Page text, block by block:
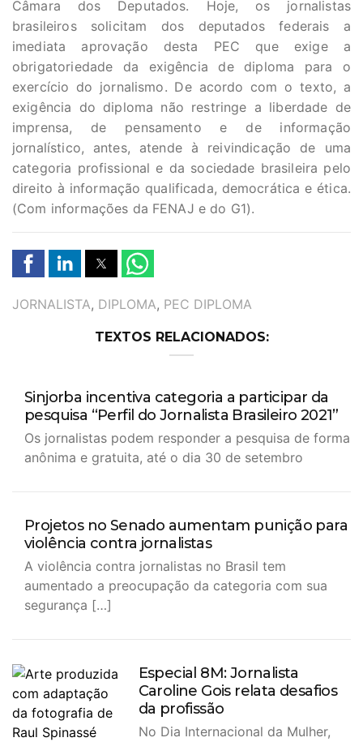
Câmara dos Deputados. Hoje, os jornalistas
brasileiros solicitam dos deputados federais a
imediata aprovação desta PEC que exige a
obrigatoriedade da exigência de diploma para o
exercício do jornalismo. De acordo com o texto, a
exigência do diploma não restringe a liberdade de
imprensa, de pensamento e de informação
jornalístico, antes, atende à reivindicação de uma
categoria profissional e da sociedade brasileira pelo
direito à informação qualificada, democrática e ética.
(Com informações da FENAJ e do G1).
TAGS
JORNALISTA, DIPLOMA, PEC DIPLOMA
TEXTOS RELACIONADOS:
Sinjorba incentiva categoria a participar da
pesquisa “Perfil do Jornalista Brasileiro 2021”
Os jornalistas podem responder a pesquisa de forma
anônima e gratuita, até o dia 30 de setembro
Projetos no Senado aumentam punição para
violência contra jornalistas
A violência contra jornalistas no Brasil tem
aumentado a preocupação da categoria com sua
segurança […]
Especial 8M: Jornalista
Caroline Gois relata desafios
da profissão
No Dia Internacional da Mulher,